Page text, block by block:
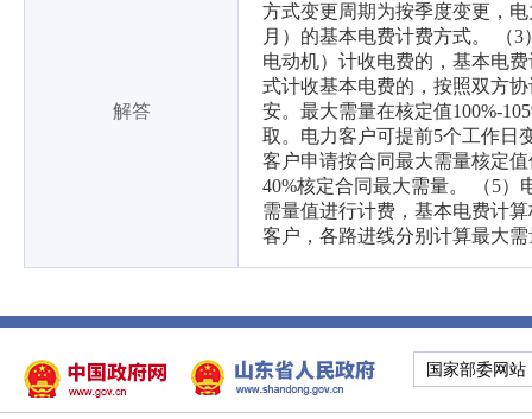
解答
方式变更周期为按季度变更，
月）的基本电费计费方式。 （
电动机）计收电费的，基本电
式计收基本电费的，按照双方
安。最大需量在核定值100%-
取。电力客户可提前5个工作日
客户申请按合同最大需量核定
40%核定合同最大需量。 （5
需量值进行计费，基本电费计
客户，各路进线分别计算最大
国家部委网站